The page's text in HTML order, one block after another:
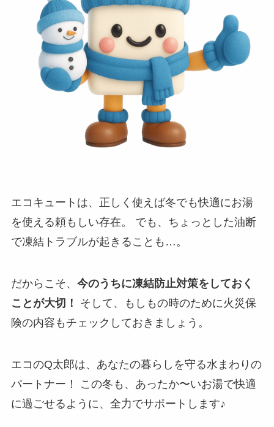
エコキュートは、正しく使えば冬でも快適にお湯
を使える頼もしい存在。 でも、ちょっとした油断
で凍結トラブルが起きることも…。
だからこそ、 今のうちに凍結防止対策をしておく
ことが大切！
そして、もしもの時のために火災保
険の内容もチェックしておきましょう。
エコのQ太郎は、あなたの暮らしを守る水まわりの
パートナー！ この冬も、あったか〜いお湯で快適
に過ごせるように、全力でサポートします♪